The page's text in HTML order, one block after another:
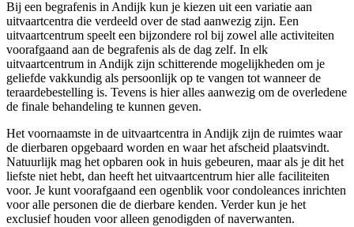
Bij een begrafenis in Andijk kun je kiezen uit een variatie aan
uitvaartcentra die verdeeld over de stad aanwezig zijn. Een
uitvaartcentrum speelt een bijzondere rol bij zowel alle activiteiten
voorafgaand aan de begrafenis als de dag zelf. In elk
uitvaartcentrum in Andijk zijn schitterende mogelijkheden om je
geliefde vakkundig als persoonlijk op te vangen tot wanneer de
teraardebestelling is. Tevens is hier alles aanwezig om de overledene
de finale behandeling te kunnen geven.
Het voornaamste in de uitvaartcentra in Andijk zijn de ruimtes waar
de dierbaren opgebaard worden en waar het afscheid plaatsvindt.
Natuurlijk mag het opbaren ook in huis gebeuren, maar als je dit het
liefste niet hebt, dan heeft het uitvaartcentrum hier alle faciliteiten
voor. Je kunt voorafgaand een ogenblik voor condoleances inrichten
voor alle personen die de dierbare kenden. Verder kun je het
exclusief houden voor alleen genodigden of naverwanten.